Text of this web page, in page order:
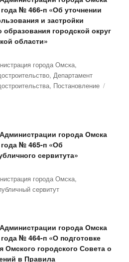
№ 466-п «Об уточнении
и застройки
образования городской округ
области»
города Омска,
,Департамент
, Постановление
города Омска
№ 465-п «Об
сервитута»
города Омска,
сервитут
города Омска
№ 464-п «О подготовке
Омского городского Совета о
в Правила